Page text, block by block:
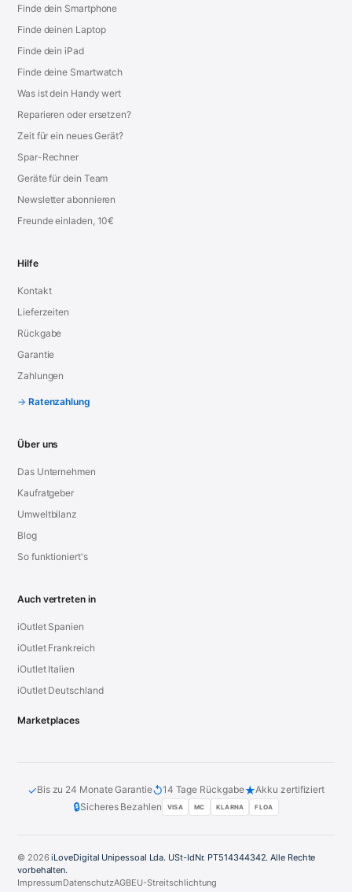
Finde dein Smartphone
Finde deinen Laptop
Finde dein iPad
Finde deine Smartwatch
Was ist dein Handy wert
Reparieren oder ersetzen?
Zeit für ein neues Gerät?
Spar-Rechner
Geräte für dein Team
Newsletter abonnieren
Freunde einladen, 10€
Hilfe
Kontakt
Lieferzeiten
Rückgabe
Garantie
Zahlungen
Ratenzahlung
Über uns
Das Unternehmen
Kaufratgeber
Umweltbilanz
Blog
So funktioniert's
Auch vertreten in
iOutlet Spanien
iOutlet Frankreich
iOutlet Italien
iOutlet Deutschland
Marketplaces
✓Bis zu 24 Monate Garantie↺14 Tage Rückgabe★Akku zertifiziert
🔒Sicheres Bezahlen VISA MC KLARNA FLOA
© 2026iLoveDigital Unipessoal Lda. USt-IdNr. PT514344342. Alle Rechte
vorbehalten.
ImpressumDatenschutzAGBEU-Streitschlichtung